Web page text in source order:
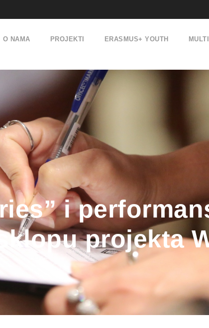
O NAMA PROJEKTI ERASMUS+ YOUTH
i
projekta